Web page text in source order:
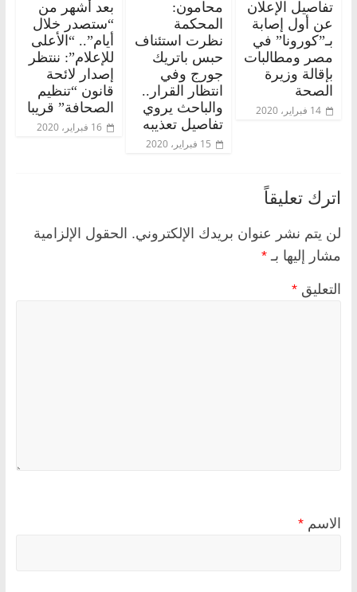
تفاصيل الإعلان
عن أول إصابة
بـ”كورونا” في
مصر ومطالبات
بإقالة وزيرة
الصحة
14 فبراير، 2020
محامون:
المحكمة
نظرت استئناف
حبس باتريك
جورج وفي
انتظار القرار..
والباحث يروي
تفاصيل تعذيبه
15 فبراير، 2020
بعد أشهر من
“ستصدر خلال
أيام”.. “الأعلى
للإعلام”: ننتظر
إصدار لائحة
قانون “تنظيم
الصحافة” قريبا
16 فبراير، 2020
اترك تعليقاً
لن يتم نشر عنوان بريدك الإلكتروني. الحقول الإلزامية
مشار إليها بـ *
التعليق *
الاسم *